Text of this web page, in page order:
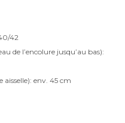
42
de l’encolure jusqu’au bas):
env. 45 cm